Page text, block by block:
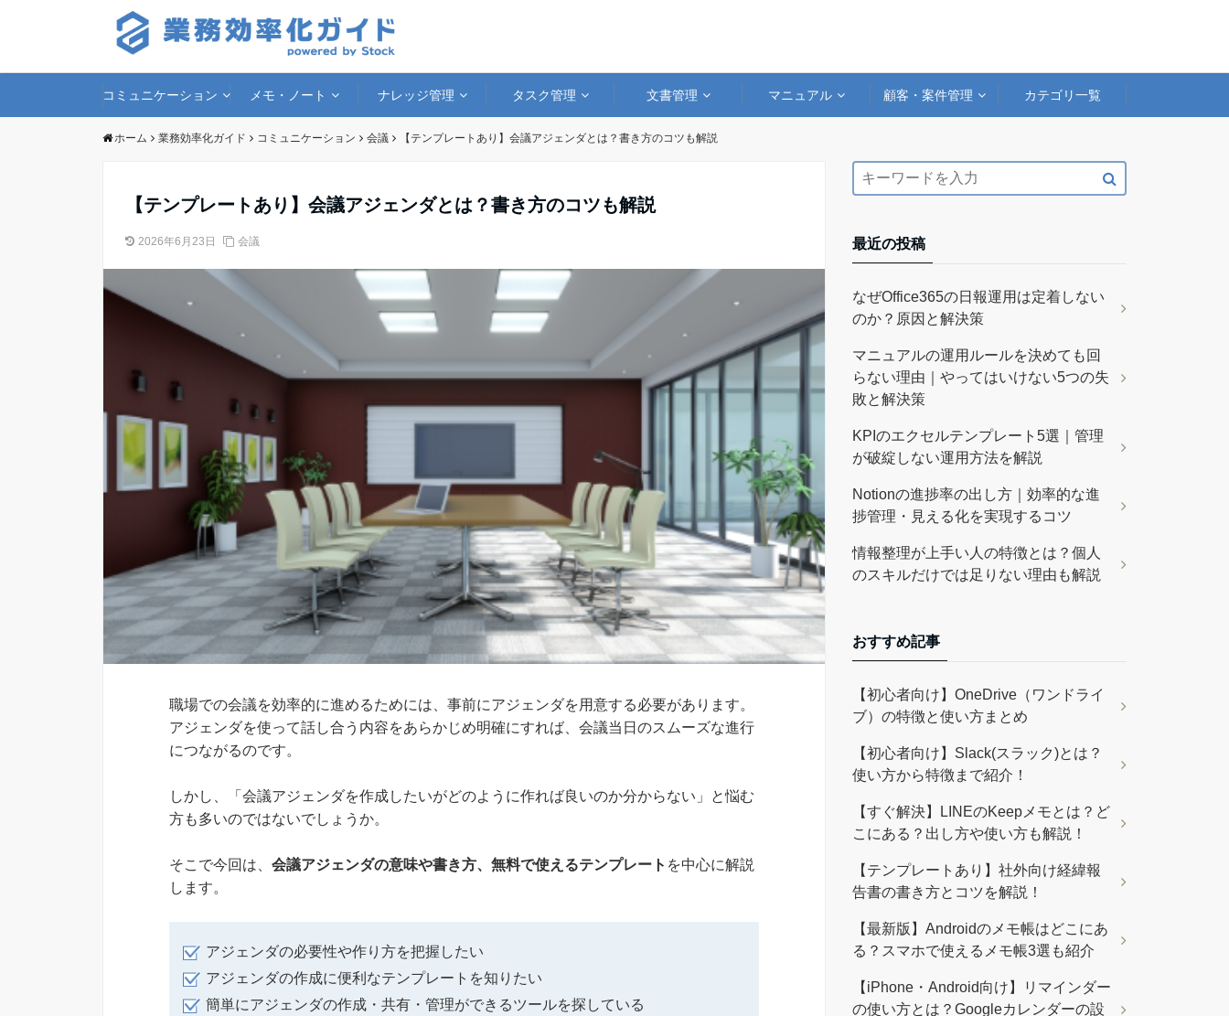
コミュニケーション メモ・ノート ナレッジ管理 タスク管理 文書管理 マニュアル 顧客・案件管理 カテゴリ一覧
ホーム 業務効率化ガイド コミュニケーション 会議 【テンプレートあり】会議アジェンダとは？書き方のコツも解説
【テンプレートあり】会議アジェンダとは？書き方のコツも解説
2026年6月23日 会議
職場での会議を効率的に進めるためには、事前にアジェンダを用意する必要があります。
アジェンダを使って話し合う内容をあらかじめ明確にすれば、会議当日のスムーズな進行
につながるのです。
しかし、「会議アジェンダを作成したいがどのように作れば良いのか分からない」と悩む
方も多いのではないでしょうか。
そこで今回は、 会議アジェンダの意味や書き方、無料で使えるテンプレート を中心に解説
します。
アジェンダの必要性や作り方を把握したい
アジェンダの作成に便利なテンプレートを知りたい
簡単にアジェンダの作成・共有・管理ができるツールを探している
最近の投稿
なぜOffice365の日報運用は定着しない
のか？原因と解決策
マニュアルの運用ルールを決めても回
らない理由｜やってはいけない5つの失
敗と解決策
KPIのエクセルテンプレート5選｜管理
が破綻しない運用方法を解説
Notionの進捗率の出し方｜効率的な進
捗管理・見える化を実現するコツ
情報整理が上手い人の特徴とは？個人
のスキルだけでは足りない理由も解説
おすすめ記事
【初心者向け】OneDrive（ワンドライ
ブ）の特徴と使い方まとめ
【初心者向け】Slack(スラック)とは？
使い方から特徴まで紹介！
【すぐ解決】LINEのKeepメモとは？ど
こにある？出し方や使い方も解説！
【テンプレートあり】社外向け経緯報
告書の書き方とコツを解説！
【最新版】Androidのメモ帳はどこにあ
る？スマホで使えるメモ帳3選も紹介
【iPhone・Android向け】リマインダー
の使い方とは？Googleカレンダーの設